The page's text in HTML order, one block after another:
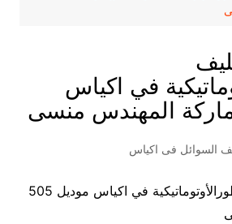
في اكياس
آلة تعبئة وتغليف العطورالأوتوماتيكية في اكياس موديل 505